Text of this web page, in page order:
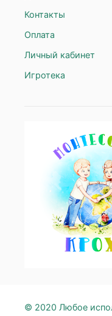
Контакты
Оплата
Личный кабинет
Игротека
© 2020 Любое